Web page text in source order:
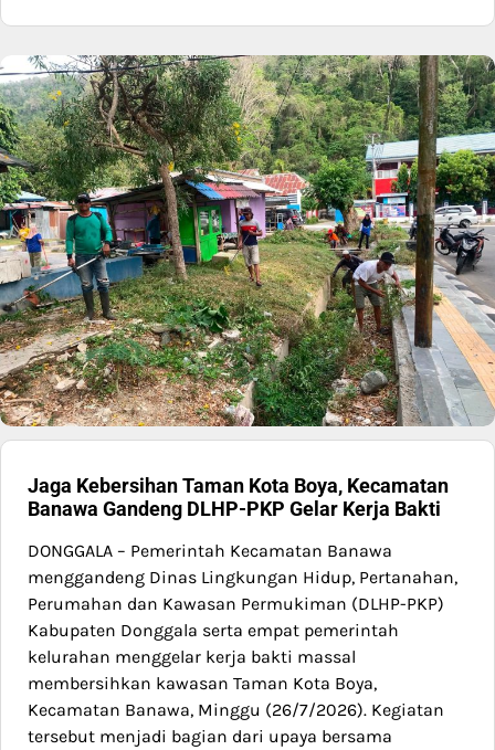
Jaga Kebersihan Taman Kota Boya, Kecamatan
Banawa Gandeng DLHP-PKP Gelar Kerja Bakti
DONGGALA – Pemerintah Kecamatan Banawa
menggandeng Dinas Lingkungan Hidup, Pertanahan,
Perumahan dan Kawasan Permukiman (DLHP-PKP)
Kabupaten Donggala serta empat pemerintah
kelurahan menggelar kerja bakti massal
membersihkan kawasan Taman Kota Boya,
Kecamatan Banawa, Minggu (26/7/2026). Kegiatan
tersebut menjadi bagian dari upaya bersama